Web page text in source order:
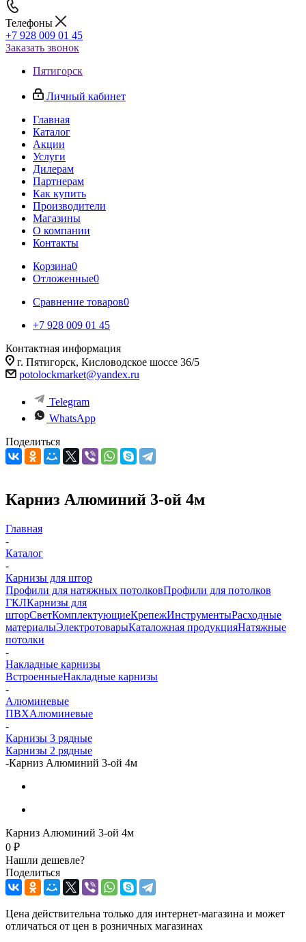
Телефоны
+7 928 009 01 45
Заказать звонок
Пятигорск
Личный кабинет
Главная
Каталог
Акции
Услуги
Дилерам
Партнерам
Как купить
Производители
Магазины
О компании
Контакты
Корзина0
Отложенные0
Сравнение товаров0
+7 928 009 01 45
Контактная информация
г. Пятигорск, Кисловодское шоссе 36/5
potolockmarket@yandex.ru
Telegram
WhatsApp
Поделиться
Карниз Алюминий 3-ой 4м
Главная
-
Каталог
-
Карнизы для штор
Профили для натяжных потолковПрофили для потолков
ГКЛКарнизы для
шторСветКомплектующиеКрепежИнструментыРасходные
материалыЭлектротоварыКаталожная продукцияНатяжные
потолки
-
Накладные карнизы
ВстроенныеНакладные карнизы
-
Алюминевые
ПВХАлюминевые
-
Карнизы 3 рядные
Карнизы 2 рядные
-Карниз Алюминий 3-ой 4м
Карниз Алюминий 3-ой 4м
0 ₽
Нашли дешевле?
Поделиться
Цена действительна только для интернет-магазина и может
отличаться от цен в розничных магазинах